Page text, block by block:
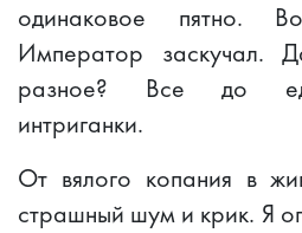
одинаковое пятно.
Император
разное? Все до
интриганки.
От вялого копания в
страшный шум и крик. Я